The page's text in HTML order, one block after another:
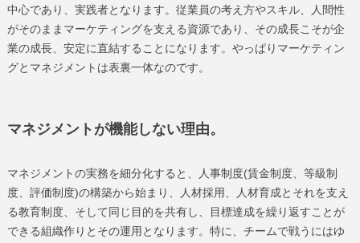
中心であり、実践者となります。従業員の考え方やスキル、人間性
がそのままマーケティングを支える資源であり、その成長こそが企
業の成長、安定に直結することになります。やっぱりマーケティン
グとマネジメントは表裏一体なのです。
マネジメントが機能しない理由。
マネジメントの実務を細分化すると、人事制度(賃金制度、等級制
度、評価制度)の構築から始まり、人材採用、人材育成とそれを支え
る教育制度、そして同じ目的を共有し、目標達成を繰り返すことが
できる組織作りとその運用となります。特に、チームで戦うにはゆ